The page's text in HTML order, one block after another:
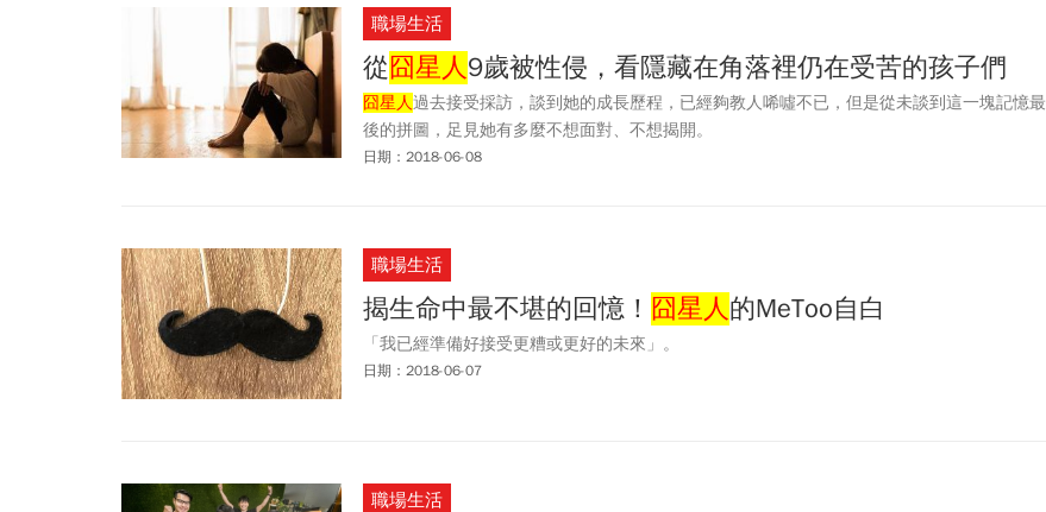
職場生活
從囧星人9歲被性侵，看隱藏在角落裡仍在受苦的孩子們
囧星人過去接受採訪，談到她的成長歷程，已經夠教人唏噓不已，但是從未談到這一塊記憶最
後的拼圖，足見她有多麼不想面對、不想揭開。
日期：2018-06-08
職場生活
揭生命中最不堪的回憶！ 囧星人的MeToo自白
「我已經準備好接受更糟或更好的未來」。
日期：2018-06-07
職場生活